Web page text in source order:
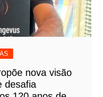
nova visão
desafia